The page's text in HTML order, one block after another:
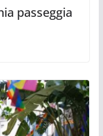
passeggia